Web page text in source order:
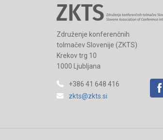
Združenje konferenčnih
tolmačev Slovenije (ZKTS)
Krekov trg 10
1000 Ljubljana
+386 41 648 416
zkts@zkts.si